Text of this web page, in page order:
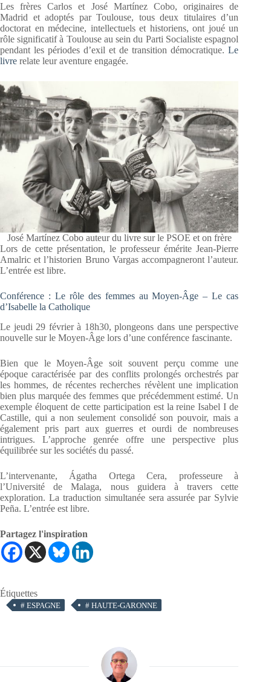
Les frères Carlos et José Martínez Cobo, originaires de
Madrid et adoptés par Toulouse, tous deux titulaires d’un
doctorat en médecine, intellectuels et historiens, ont joué un
rôle significatif à Toulouse au sein du Parti Socialiste espagnol
pendant les périodes d’exil et de transition démocratique.Le
livre relate leur aventure engagée.
José Martínez Cobo auteur du livre sur le PSOE et on frère
Lors de cette présentation, le professeur émérite Jean-Pierre
Amalric et l’historien Bruno Vargas accompagneront l’auteur.
L’entrée est libre.
Conférence : Le rôle des femmes au Moyen-Âge – Le cas
d’Isabelle la Catholique
Le jeudi 29 février à 18h30, plongeons dans une perspective
nouvelle sur le Moyen-Âge lors d’une conférence fascinante.
Bien que le Moyen-Âge soit souvent perçu comme une
époque caractérisée par des conflits prolongés orchestrés par
les hommes, de récentes recherches révèlent une implication
bien plus marquée des femmes que précédemment estimé. Un
exemple éloquent de cette participation est la reine Isabel I de
Castille, qui a non seulement consolidé son pouvoir, mais a
également pris part aux guerres et ourdi de nombreuses
intrigues. L’approche genrée offre une perspective plus
équilibrée sur les sociétés du passé.
L’intervenante, Ágatha Ortega Cera, professeure à
l’Université de Malaga, nous guidera à travers cette
exploration. La traduction simultanée sera assurée par Sylvie
Peña. L’entrée est libre.
Partagez l'inspiration
Étiquettes
# ESPAGNE # HAUTE-GARONNE